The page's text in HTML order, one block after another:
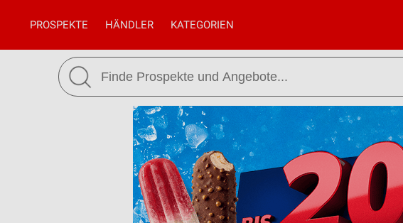
PROSPEKTE HÄNDLER KATEGORIEN